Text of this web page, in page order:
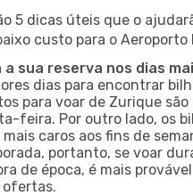
5 dicas úteis que o
custo para o Aeroporto
a sua reserva nos dias
dias para encontrar
para voar de Zurique
feira. Por outro lado, os
mais caros aos fins de
portanto, se voar
de época, é mais
ofertas.